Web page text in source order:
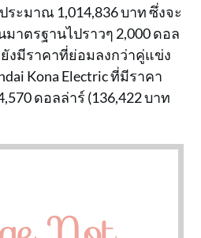
ระมาณ 1,014,836 บาท ซึ่งจะ
าตรฐานไปราวๆ 2,000 ดอล
ยังมีราคาที่ย่อมลงกว่าคู่แข่ง
Kona Electric ที่มีราคา
ดอลล่าร์ (136,422 บาท